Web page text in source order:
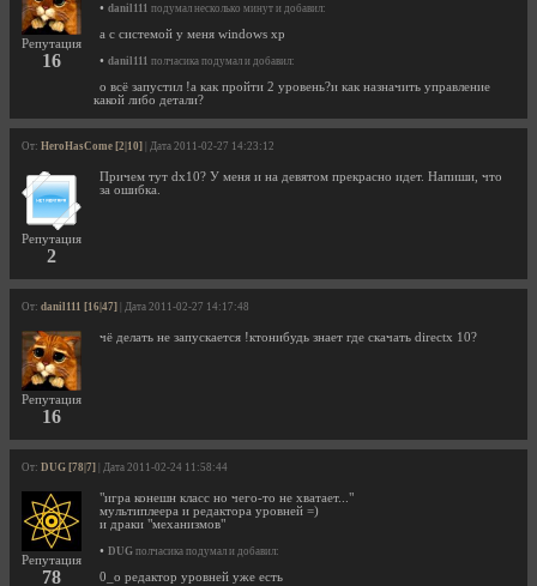
Репутация
16
• danil111 подумал несколько минут и добавил:
а с системой у меня windows xp
• danil111 полчасика подумал и добавил:
о всё запустил !а как пройти 2 уровень?и как назначить управление
какой либо детали?
От: HeroHasCome [2|10] | Дата 2011-02-27 14:23:12
Репутация
2
Причем тут dx10? У меня и на девятом прекрасно идет. Напиши, что
за ошибка.
От: danil111 [16|47] | Дата 2011-02-27 14:17:48
Репутация
16
чё делать не запускается !ктонибудь знает где скачать directx 10?
От: DUG [78|7] | Дата 2011-02-24 11:58:44
Репутация
78
"игра конешн класс но чего-то не хватает..."
мультиплеера и редактора уровней =)
и драки "механизмов"
• DUG полчасика подумал и добавил:
0_о редактор уровней уже есть